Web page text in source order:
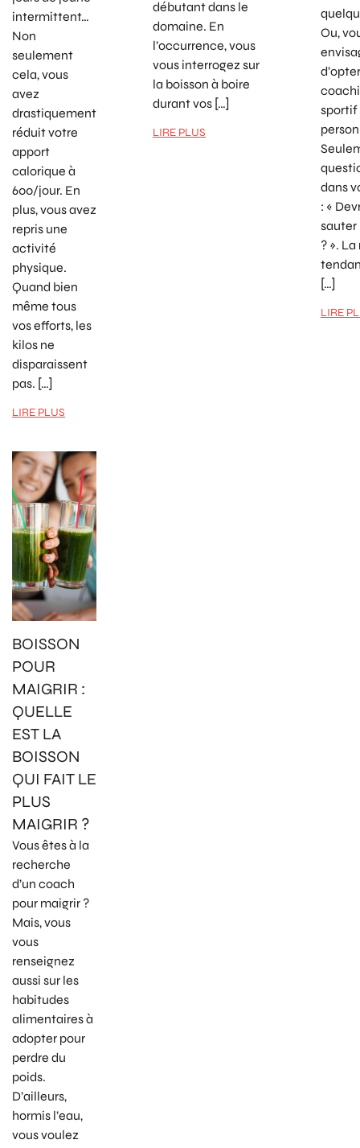
intermittent…
Non
seulement
cela, vous
avez
drastiquement
réduit votre
apport
calorique à
600/jour. En
plus, vous avez
repris une
activité
physique.
Quand bien
même tous
vos efforts, les
kilos ne
disparaissent
pas. […]
LIRE PLUS
débutant dans le
domaine. En
l’occurrence, vous
vous interrogez sur
la boisson à boire
durant vos […]
LIRE PLUS
Ou,
sportif
dans
: «
sauter
? ».
[…]
LIRE
BOISSON
POUR
MAIGRIR :
QUELLE
EST LA
BOISSON
QUI FAIT LE
PLUS
MAIGRIR ?
Vous êtes à la
recherche
d’un coach
pour maigrir ?
Mais, vous
vous
renseignez
aussi sur les
habitudes
alimentaires à
adopter pour
perdre du
poids.
D’ailleurs,
hormis l’eau,
vous voulez